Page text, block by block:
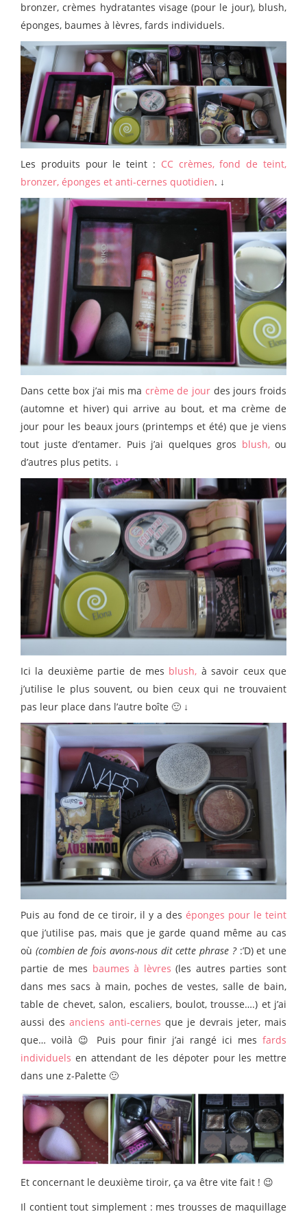
bronzer, crèmes hydratantes visage (pour le jour), blush,
éponges, baumes à lèvres, fards individuels.
Les produits pour le teint : CC crèmes, fond de teint,
bronzer, éponges et anti-cernes quotidien. ↓
Dans cette box j’ai mis ma crème de jour des jours froids
(automne et hiver) qui arrive au bout, et ma crème de
jour pour les beaux jours (printemps et été) que je viens
tout juste d’entamer. Puis j’ai quelques gros blush,ou
d’autres plus petits. ↓
Ici la deuxième partie de mes blush, à savoir ceux que
j’utilise le plus souvent, ou bien ceux qui ne trouvaient
pas leur place dans l’autre boîte 🙂 ↓
Puis au fond de ce tiroir, il y a des éponges pour le teint
que j’utilise pas, mais que je garde quand même au cas
où (combien de fois avons-nous dit cette phrase ?:’D) et une
partie de mes baumes à lèvres (les autres parties sont
dans mes sacs à main, poches de vestes, salle de bain,
table de chevet, salon, escaliers, boulot, trousse….) et j’ai
aussi des anciens anti-cernes que je devrais jeter, mais
que… voilà 😉 Puis pour finir j’ai rangé ici mes fards
individuels en attendant de les dépoter pour les mettre
dans une z-Palette 🙂
Et concernant le deuxième tiroir, ça va être vite fait ! 😉
Il contient tout simplement : mes trousses de maquillage